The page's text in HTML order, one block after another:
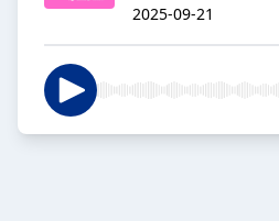
2025-09-21